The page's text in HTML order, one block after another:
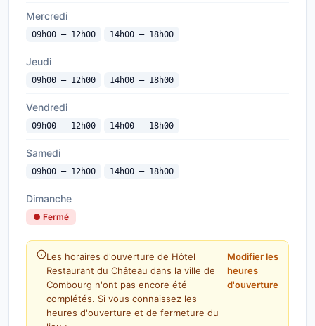
Mercredi
09h00 — 12h00 14h00 — 18h00
Jeudi
09h00 — 12h00 14h00 — 18h00
Vendredi
09h00 — 12h00 14h00 — 18h00
Samedi
09h00 — 12h00 14h00 — 18h00
Dimanche
● Fermé
Les horaires d'ouverture de Hôtel
Restaurant du Château dans la ville de
Combourg n'ont pas encore été
complétés. Si vous connaissez les
heures d'ouverture et de fermeture du
Modifier les
heures
d'ouverture